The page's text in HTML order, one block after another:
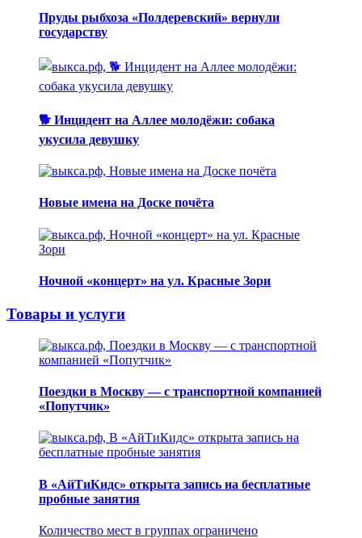
Пруды рыбхоза «Полдеревский» вернули
государству
🐕 Инцидент на Аллее молодёжи: собака
укусила девушку
Новые имена на Доске почёта
Ночной «концерт» на ул. Красные Зори
Товары и услуги
Поездки в Москву — с транспортной компанией
«Попутчик»
В «АйТиКидс» открыта запись на бесплатные
пробные занятия
Количество мест в группах ограничено